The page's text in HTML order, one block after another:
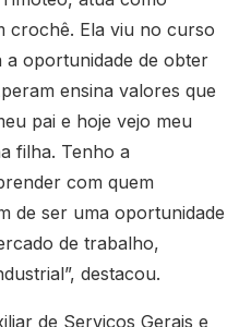
crochê. Ela viu no curso
a oportunidade de obter
ensina valores que
pai e hoje vejo meu
filha. Tenho a
com quem
de ser uma oportunidade
de trabalho,
destacou.
de Serviços Gerais e